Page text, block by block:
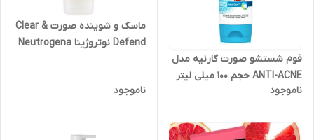
فوم شستشو صورت گارنیه مدل
ANTI-ACNE حجم 100 میلی لیتر
ناموجود
ماسک و شوینده صورت Clear &
Defend نوتروژینا Neutrogena
ناموجود